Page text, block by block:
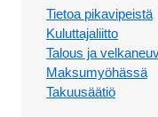
Tietoa pikavipeistä
Kuluttajaliitto
Talous ja
Maksumyöhässä
Takuusäätiö